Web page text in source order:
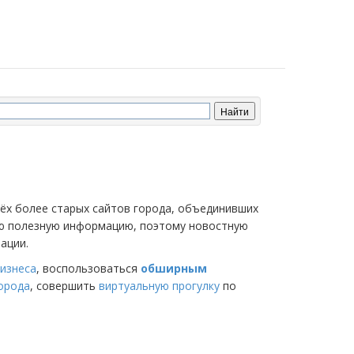
более старых сайтов города, объединивших
полезную информацию, поэтому новостную
, воспользоваться обширным
, совершить виртуальную прогулку по